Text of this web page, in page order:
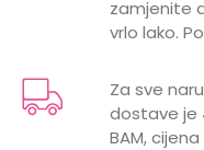
zamjenite
vrlo lako.
Za sve
dostave je
BAM,